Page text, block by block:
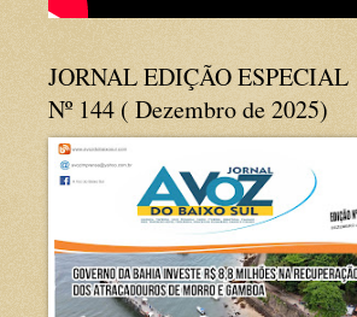
JORNAL EDIÇÃO ESPECIAL
Nº 144 ( Dezembro de 2025)